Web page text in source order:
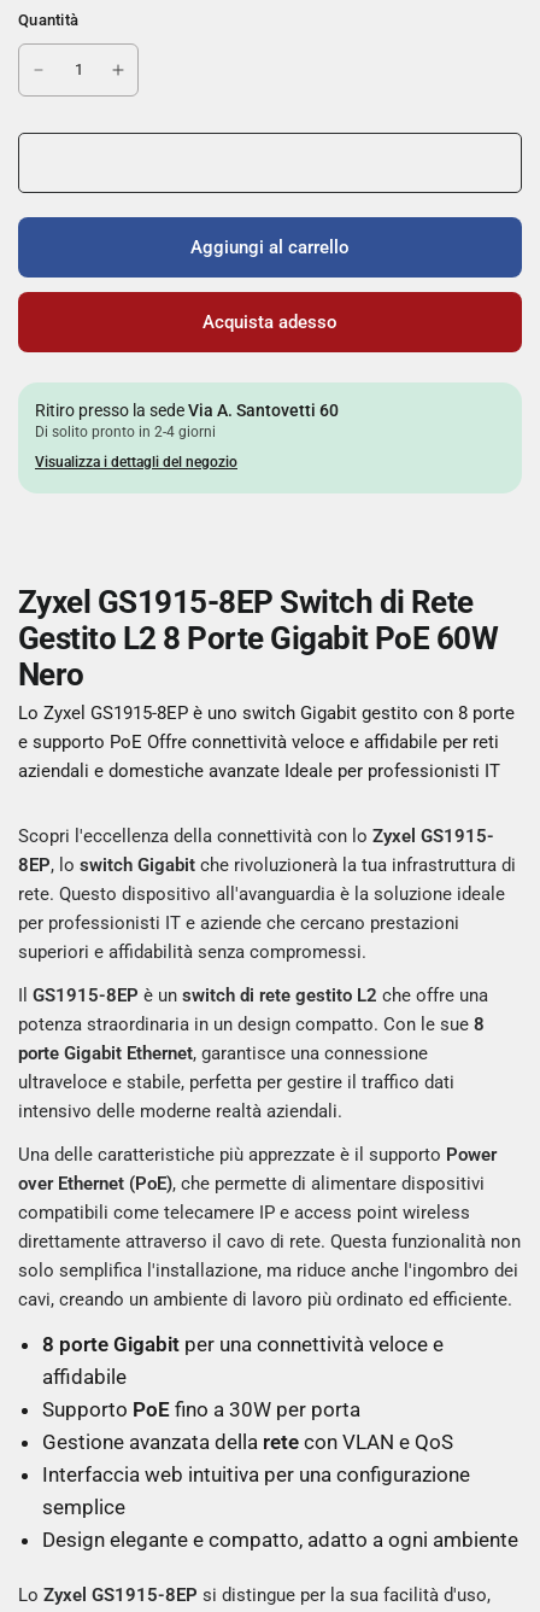
Quantità
Aggiungi al carrello
Acquista adesso
Ritiro presso la sedeVia A. Santovetti 60
Di solito pronto in 2-4 giorni
Visualizza i dettagli del negozio
Zyxel GS1915-8EP Switch di Rete
Gestito L2 8 Porte Gigabit PoE 60W
Nero
Lo Zyxel GS1915-8EP è uno switch Gigabit gestito con 8 porte
e supporto PoE Offre connettività veloce e affidabile per reti
aziendali e domestiche avanzate Ideale per professionisti IT
Scopri l'eccellenza della connettività con loZyxel GS1915-
8EP, loswitch Gigabit che rivoluzionerà la tua infrastruttura di
rete. Questo dispositivo all'avanguardia è la soluzione ideale
per professionisti IT e aziende che cercano prestazioni
superiori e affidabilità senza compromessi.
IlGS1915-8EP è unswitch di rete gestito L2 che offre una
potenza straordinaria in un design compatto. Con le sue8
porte Gigabit Ethernet, garantisce una connessione
ultraveloce e stabile, perfetta per gestire il traffico dati
intensivo delle moderne realtà aziendali.
Una delle caratteristiche più apprezzate è il supporto Power
over Ethernet (PoE), che permette di alimentare dispositivi
compatibili come telecamere IP e access point wireless
direttamente attraverso il cavo di rete. Questa funzionalità non
solo semplifica l'installazione, ma riduce anche l'ingombro dei
cavi, creando un ambiente di lavoro più ordinato ed efficiente.
8 porte Gigabit per una connettività veloce e
affidabile
Supporto PoE fino a 30W per porta
Gestione avanzata della rete con VLAN e QoS
Interfaccia web intuitiva per una configurazione
semplice
Design elegante e compatto, adatto a ogni ambiente
LoZyxel GS1915-8EP si distingue per la sua facilità d'uso,